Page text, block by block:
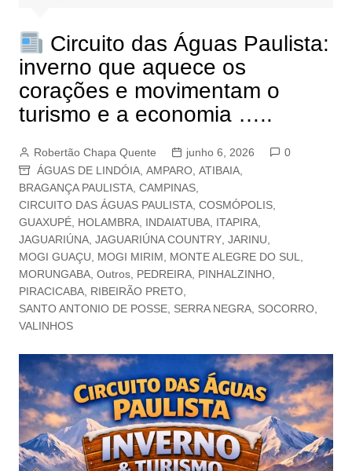
Circuito das Águas Paulista:
inverno que aquece os
corações e movimentam o
turismo e a economia …..
Robertão Chapa Quente junho 6, 2026
0
ÁGUAS DE LINDÓIA, AMPARO, ATIBAIA,
BRAGANÇA PAULISTA, CAMPINAS,
CIRCUITO DAS ÁGUAS PAULISTA, COSMÓPOLIS,
GUAXUPÉ, HOLAMBRA, INDAIATUBA, ITAPIRA,
JAGUARIÚNA, JAGUARIÚNA COUNTRY, JARINU,
MOGI GUAÇU, MOGI MIRIM, MONTE ALEGRE DO SUL,
MORUNGABA, Outros, PEDREIRA, PINHALZINHO,
PIRACICABA, RIBEIRÃO PRETO,
SANTO ANTONIO DE POSSE, SERRA NEGRA, SOCORRO,
VALINHOS